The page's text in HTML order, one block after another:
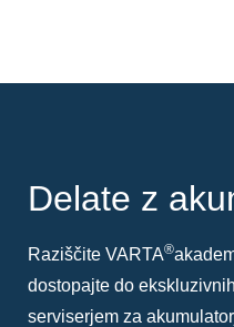
Delate z
Raziščite VARTA®
dostopajte do
serviserjem za